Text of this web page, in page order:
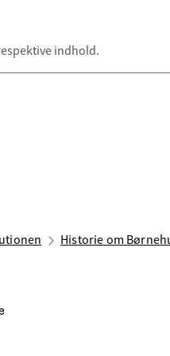
indhold.
Historie om